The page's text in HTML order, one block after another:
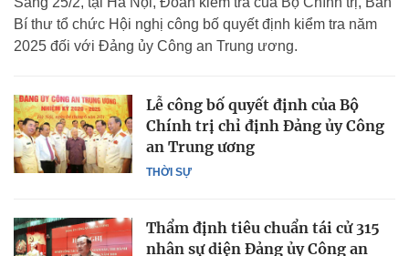
Bí thư tổ chức Hội nghị công bố quyết định kiểm tra năm
2025 đối với Đảng ủy Công an Trung ương.
THỜI SỰ
Lễ công bố quyết định của Bộ
Chính trị chỉ định Đảng ủy Công
an Trung ương
Thẩm định tiêu chuẩn tái cử 315
nhân sự diện Đảng ủy Công an